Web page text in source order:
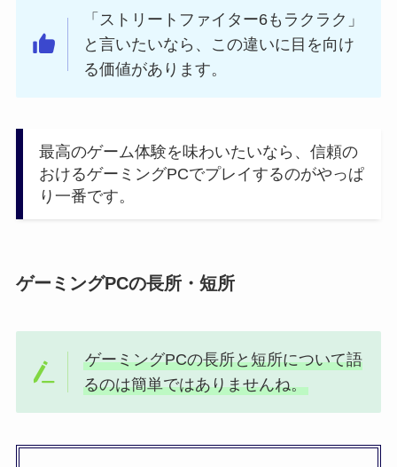
「ストリートファイター6もラクラク」
と言いたいなら、この違いに目を向け
る価値があります。
最高のゲーム体験を味わいたいなら、信頼の
おけるゲーミングPCでプレイするのがやっぱ
り一番です。
ゲーミングPCの長所・短所
ゲーミングPCの長所と短所について語
るのは簡単ではありませんね。